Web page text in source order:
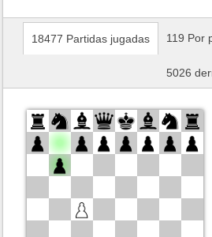
18477 Partidas jugadas 119 Por
5026